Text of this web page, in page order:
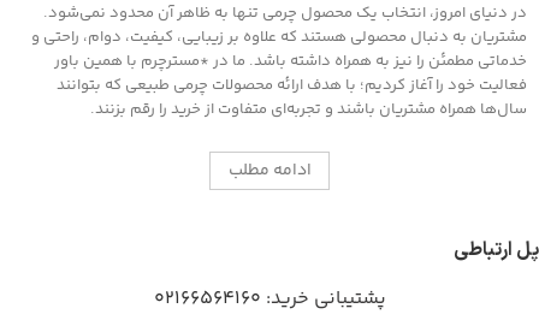
در دنیای امروز، انتخاب یک محصول چرمی تنها به ظاهر آن محدود نمی‌شود.
مشتریان به دنبال محصولی هستند که علاوه بر زیبایی، کیفیت، دوام، راحتی و
خدماتی مطمئن را نیز به همراه داشته باشد. ما در *مسترچرم با همین باور
فعالیت خود را آغاز کردیم؛ با هدف ارائه محصولات چرمی طبیعی که بتوانند
سال‌ها همراه مشتریان باشند و تجربه‌ای متفاوت از خرید را رقم بزنند.
ادامه مطلب
پل ارتباطی
پشتیبانی خرید: 02166564160